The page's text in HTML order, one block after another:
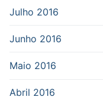
Julho 2016
Junho 2016
Maio 2016
Abril 2016